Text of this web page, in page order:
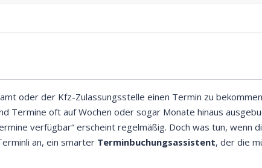
oder der Kfz-Zulassungsstelle einen Termin zu
Termine oft auf Wochen oder sogar Monate hinaus
verfügbar“ erscheint regelmäßig. Doch was tun, wenn
an, ein smarter Terminbuchungsassistent, der die